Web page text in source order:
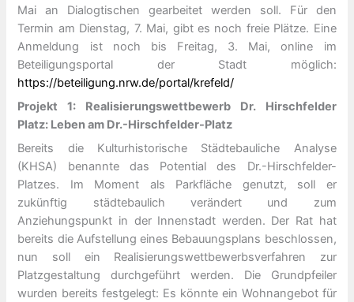
Mai an Dialogtischen gearbeitet werden soll. Für den
Termin am Dienstag, 7. Mai, gibt es noch freie Plätze. Eine
Anmeldung ist noch bis Freitag, 3. Mai, online im
Beteiligungsportal der Stadt möglich:
https://beteiligung.nrw.de/portal/krefeld/
Projekt 1: Realisierungswettbewerb Dr. Hirschfelder
Platz: Leben am Dr.-Hirschfelder-Platz
Bereits die Kulturhistorische Städtebauliche Analyse
(KHSA) benannte das Potential des Dr.-Hirschfelder-
Platzes. Im Moment als Parkfläche genutzt, soll er
zukünftig städtebaulich verändert und zum
Anziehungspunkt in der Innenstadt werden. Der Rat hat
bereits die Aufstellung eines Bebauungsplans beschlossen,
nun soll ein Realisierungswettbewerbsverfahren zur
Platzgestaltung durchgeführt werden. Die Grundpfeiler
wurden bereits festgelegt: Es könnte ein Wohnangebot für